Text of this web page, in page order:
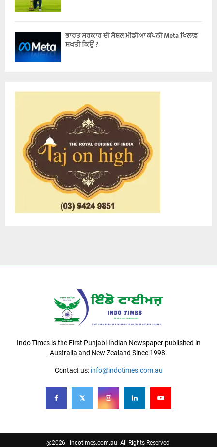
ਭਾਰਤ ਸਰਕਾਰ ਦੀ ਸੋਸ਼ਲ ਮੀਡੀਆ ਕੰਪਨੀ Meta ਖਿਲਾਫ਼
ਸਖਤੀ ਕਿਉਂ ?
Indo Times is the First Punjabi-Indian Newspaper published in
Australia and New Zealand Since 1998.
Contact us: info@indotimes.com.au
@2026 - indotimes.com.au. All Rights Reserved.